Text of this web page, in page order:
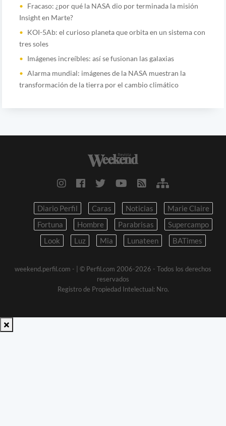
Fracaso: ¿por qué la NASA dio por terminada la misión
Insight en Marte?
KOI-5Ab: el curioso planeta que orbita en un sistema con
tres soles
Imágenes increíbles: así se fusionan las galaxias
Alarma mundial: imágenes de la NASA muestran la
transformación de la tierra por el cambio climático
Diario Perfil Caras Noticias
Marie Claire
Fortuna
Hombre Parabrisas
Supercampo
Look
Luz Mia Lunateen BATimes
weekend.perfil.com -
| © Perfil.com 2006-2026 - Todos los derechos
reservados
Registro de Propiedad Intelectual: Nro.